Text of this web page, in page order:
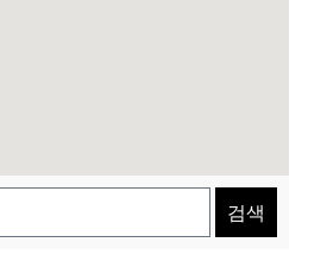
검색